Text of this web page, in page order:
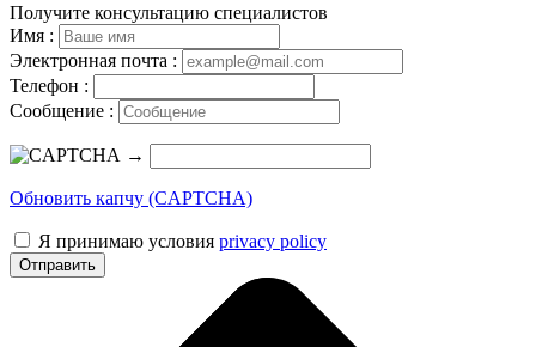
Получите консультацию специалистов
Имя :
Электронная почта :
Телефон :
Сообщение :
→
Обновить капчу (CAPTCHA)
Я принимаю условия privacy policy
Отправить